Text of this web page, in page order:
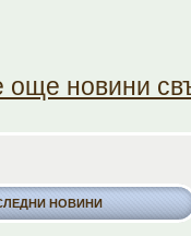
още новини
НОВИНИ